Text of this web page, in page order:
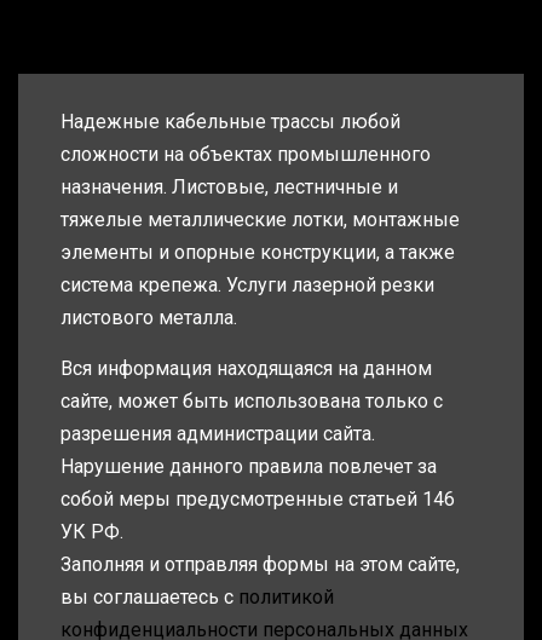
Надежные кабельные трассы любой
сложности на объектах промышленного
назначения. Листовые, лестничные и
тяжелые металлические лотки, монтажные
элементы и опорные конструкции, а также
система крепежа. Услуги лазерной резки
листового металла.
Вся информация находящаяся на данном
сайте, может быть использована только с
разрешения администрации сайта.
Нарушение данного правила повлечет за
собой меры предусмотренные статьей 146
УК РФ.
Заполняя и отправляя формы на этом сайте,
вы соглашаетесь с политикой
конфиденциальности персональных данных